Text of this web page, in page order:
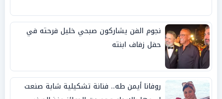
نجوم الفن يشاركون صبحي خليل فرحته في
حفل زفاف ابنته
روفانا أيمن طه.. فنانة تشكيلية شابة صنعت